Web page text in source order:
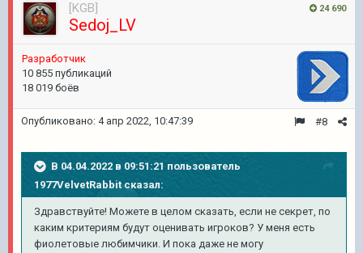
24 690
[KGB]
Sedoj_LV
Pазработчик
10 855 публикаций
18 019 боёв
#8
Опубликовано: 4 апр 2022, 10:47:39
В 04.04.2022 в 09:51:21 пользователь
1977VelvetRabbitсказал:
Здравствуйте! Можете в целом сказать, если не секрет, по
каким критериям будут оценивать игроков? У меня есть
фиолетовые любимчики. И пока даже не могу